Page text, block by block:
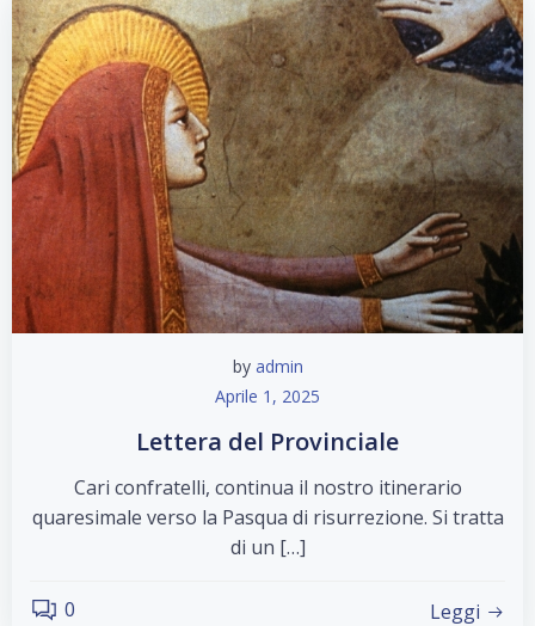
by admin
Aprile 1, 2025
Lettera del Provinciale
Cari confratelli, continua il nostro itinerario
quaresimale verso la Pasqua di risurrezione. Si tratta
di un […]
0 Leggi